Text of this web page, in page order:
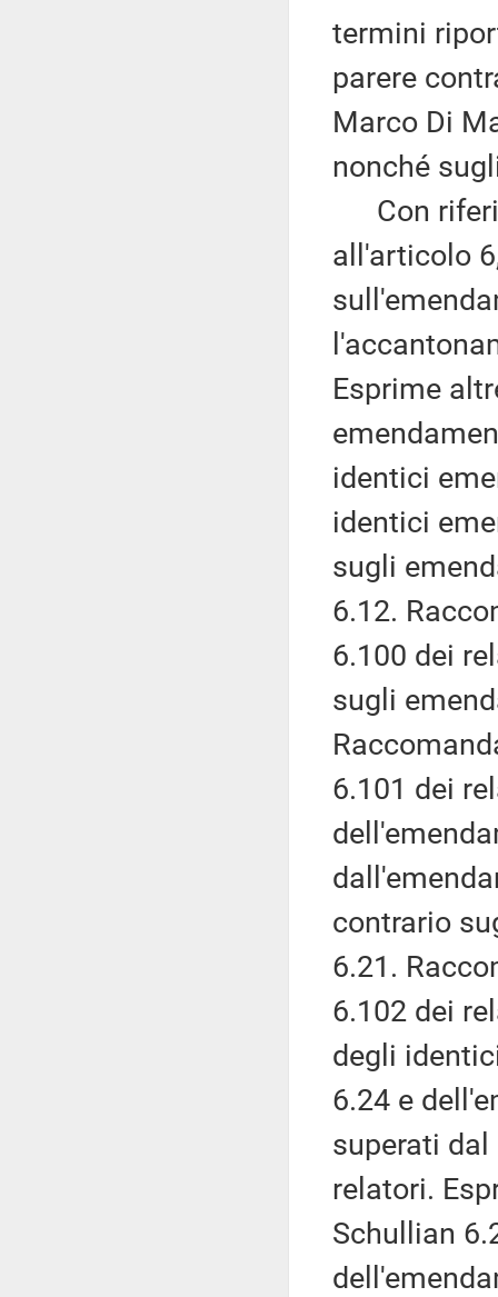
termini
parere
Marco Di
nonché
Con
all'articolo
Esprime
identici
identici
sugli
6.12.
6.100 dei
sugli
6.101 dei
contrario
6.21.
6.102 dei
degli
6.24 e
superati
relatori.
Schullian